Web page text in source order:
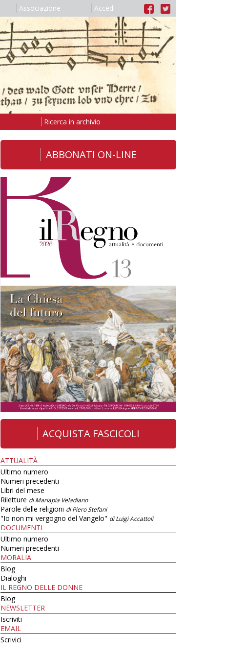
Associazione Accedi
Ricerca in archivio
ABBONATI ON-LINE
ACQUISTA FASCICOLI
ATTUALITÀ
Ultimo numero
Numeri precedenti
Libri del mese
Riletture di Mariapia Veladiano
Parole delle religioni di Piero Stefani
"Io non mi vergogno del Vangelo" di Luigi Accattoli
DOCUMENTI
Ultimo numero
Numeri precedenti
MORALIA
Blog
Dialoghi
IL REGNO DELLE DONNE
Blog
NEWSLETTER
Iscriviti
EMAIL
Scrivici